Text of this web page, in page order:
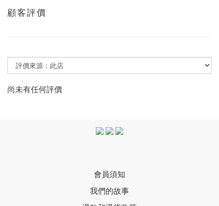
顧客評價
尚未有任何評價
會員須知
我們的故事